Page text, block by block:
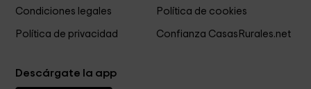
Condiciones legales
Política de cookies
Política de privacidad Confianza CasasRurales.net
Descárgate la app